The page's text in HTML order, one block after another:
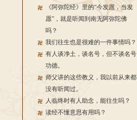
《阿弥陀经》里的“今发愿，当发
愿”，就是听闻到南无阿弥陀佛
吗？
我们往生也是很难的一件事情吗？
有人谈净土，谈名号，但不谈名号
功德。
师父讲的这些教义，我以前从来都
没有听闻过。
人临终时有人助念，能往生吗？
读经不懂意思有用吗？